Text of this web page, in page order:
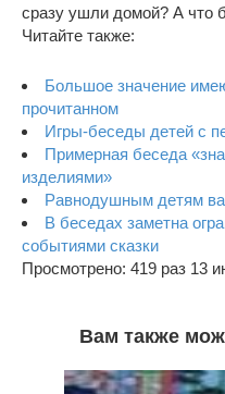
сразу ушли домой? А что
Читайте также:
Большое значение
прочитанном
Игры-беседы детей с
Примерная беседа
изделиями»
Равнодушным детям
В беседах заметна
событиями сказки
Просмотрено: 419 раз 13
Вам также